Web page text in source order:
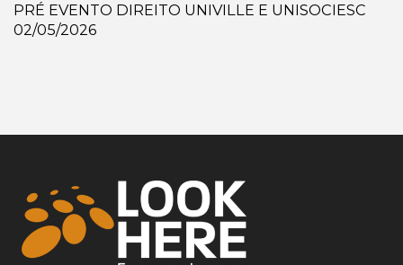
PRÉ EVENTO DIREITO UNIVILLE E UNISOCIESC
02/05/2026